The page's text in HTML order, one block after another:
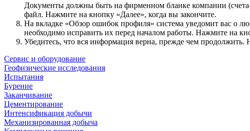
Документы должны быть на фирменном бланке компании
файл. Нажмите на кнопку «Далее», когда вы закончите.
На вкладке «Обзор ошибок профиля» система уведомит вас о
необходимо исправить их перед началом работы. Нажмите на
Убедитесь, что вся информация верна, прежде чем
Сервис и оборудование
Геофизические исследования
Испытания
Бурение
Заканчивание
Цементирование
Интенсификация добычи
Механизированная добыча